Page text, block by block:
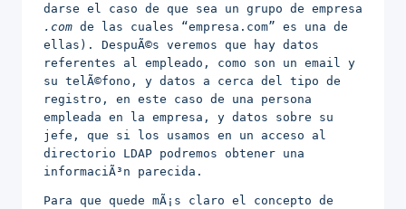
darse el caso de que sea un grupo de empresa
.com de las cuales “empresa.com” es una de
ellas). DespuÃ©s veremos que hay datos
referentes al empleado, como son un email y
su telÃ©fono, y datos a cerca del tipo de
registro, en este caso de una persona
empleada en la empresa, y datos sobre su
jefe, que si los usamos en un acceso al
directorio LDAP podremos obtener una
informaciÃ³n parecida.
Para que quede mÃ¡s claro el concepto de